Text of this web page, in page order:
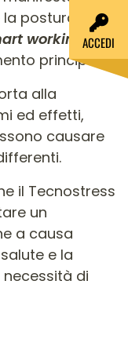
postura, o le
working, che
principale.
alla
ed effetti,
causare
il Tecnostress
un
a causa
e la
di
ACCEDI